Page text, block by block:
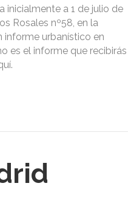
inicialmente a 1 de julio de
Rosales nº58, en la
informe urbanístico en
es el informe que recibirás